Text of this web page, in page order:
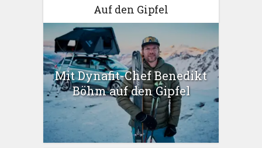
Auf den Gipfel
Mit Dynafit-Chef Benedikt
Böhm auf den Gipfel